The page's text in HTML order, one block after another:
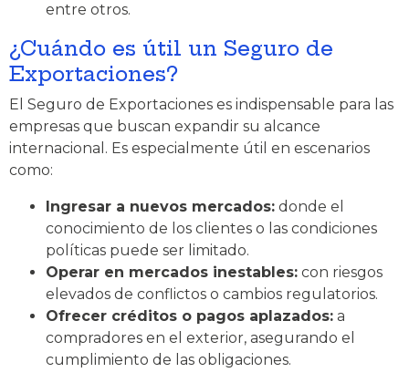
entre otros.
¿Cuándo es útil un Seguro de
Exportaciones?
El Seguro de Exportaciones es indispensable para las
empresas que buscan expandir su alcance
internacional. Es especialmente útil en escenarios
como:
Ingresar a nuevos mercados: donde el
conocimiento de los clientes o las condiciones
políticas puede ser limitado.
Operar en mercados inestables: con riesgos
elevados de conflictos o cambios regulatorios.
Ofrecer créditos o pagos aplazados: a
compradores en el exterior, asegurando el
cumplimiento de las obligaciones.